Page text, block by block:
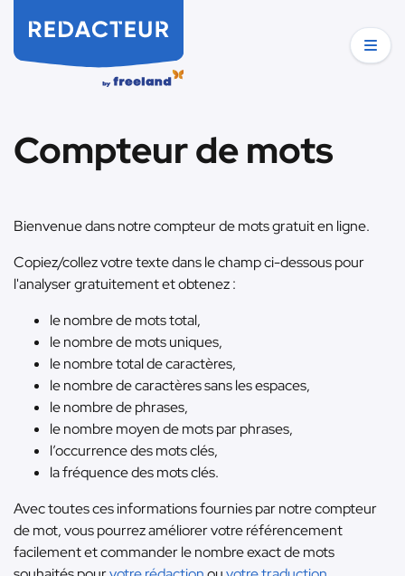
Compteur de mots
Bienvenue dans notre compteur de mots gratuit en ligne.
Copiez/collez votre texte dans le champ ci-dessous pour
l'analyser gratuitement et obtenez :
le nombre de mots total,
le nombre de mots uniques,
le nombre total de caractères,
le nombre de caractères sans les espaces,
le nombre de phrases,
le nombre moyen de mots par phrases,
l’occurrence des mots clés,
la fréquence des mots clés.
Avec toutes ces informations fournies par notre compteur
de mot, vous pourrez améliorer votre référencement
facilement et commander le nombre exact de mots